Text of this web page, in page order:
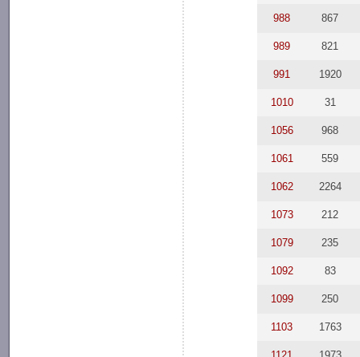
988 867
989 821
991 1920
1010 31
1056 968
1061 559
1062 2264
1073 212
1079 235
1092 83
1099 250
1103 1763